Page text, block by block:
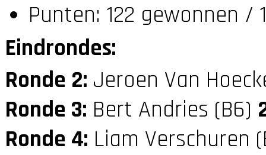
Punten: 122 gewonnen /
Eindrondes:
Ronde 2: Jeroen Van
Ronde 3: Bert Andries (B6)
Ronde 4: Liam Verschuren